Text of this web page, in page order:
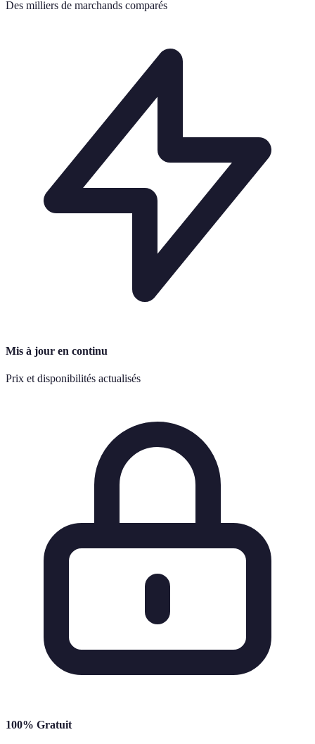
Des milliers de marchands comparés
Mis à jour en continu
Prix et disponibilités actualisés
100% Gratuit